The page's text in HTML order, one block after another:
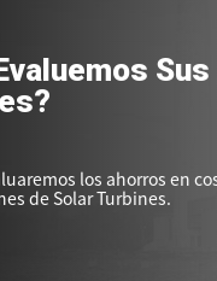
Sus
los ahorros en
de Solar Turbines.